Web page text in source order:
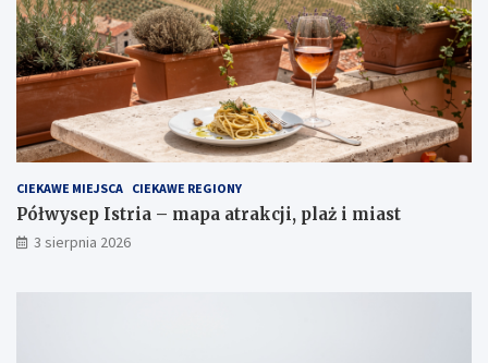
CIEKAWE MIEJSCA CIEKAWE REGIONY
Półwysep Istria – mapa atrakcji, plaż i miast
3 sierpnia 2026